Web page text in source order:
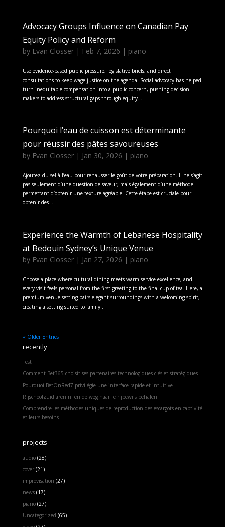
Advocacy Groups Influence on Canadian Pay
Equity Policy and Reform
by Evan Closser| Feb 7, 2026 | piano
Use evidence-based public pressure, legislative briefs, and direct
consultations to keep wage justice on the agenda. Social advocacy has helped
turn inequitable compensation into a public concern, pushing decision-
makers to address structural gaps through equity...
Pourquoi l’eau de cuisson est déterminante
pour réussir des pâtes savoureuses
by Evan Closser| Jan 30, 2026 | piano
Ajoutez du sel à l’eau pour rehausser le goût de votre préparation. Il ne s’agit
pas seulement d’une question de saveur, mais également d’une méthode
permettant d’obtenir une texture agréable. Cette étape est cruciale pour
obtenir des...
Experience the Warmth of Lebanese Hospitality
at Bedouin Sydney’s Unique Venue
by Evan Closser| Jan 27, 2026 | piano
Choose a place where cultural dining meets warm service excellence, and
every visit feels personal from the first greeting to the final cup of tea. Here, a
premium venue setting pairs elegant surroundings with a welcoming spirit,
creating a setting suited to family...
« Older Entries
recently
Test
Comment Bet365 choisit ses partenaires technologiques clés et stratégiques
Pourquoi BetOnRed7 privilégie une interface rapide et intuitive
Rijschoolzuidlaren.nl en de weg naar je rijbewijs behalen
Comprendre les méthodes uniques de reproduction des escargots en captivité
et leurs besoins
projects
audio(28)
cover(21)
improvisation (27)
news(17)
piano(27)
Uncategorized (65)